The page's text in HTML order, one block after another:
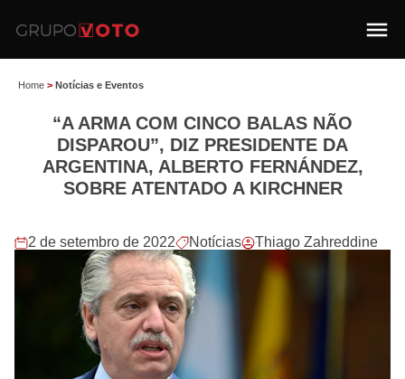
Home > Notícias e Eventos
“A ARMA COM CINCO BALAS NÃO
DISPAROU”, DIZ PRESIDENTE DA
ARGENTINA, ALBERTO FERNÁNDEZ,
SOBRE ATENTADO A KIRCHNER
2 de setembro de 2022 Notícias Thiago Zahreddine